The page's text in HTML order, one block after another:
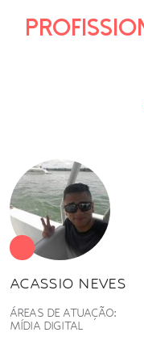
ACASSIO NEVES
ÁREAS DE ATUAÇÃO:
MÍDIA DIGITAL